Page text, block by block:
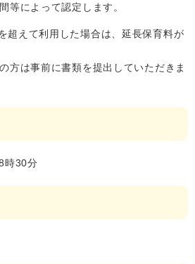
等によって認定します。
超えて利用した場合は、延長保育料が
方は事前に書類を提出していただきま
30分